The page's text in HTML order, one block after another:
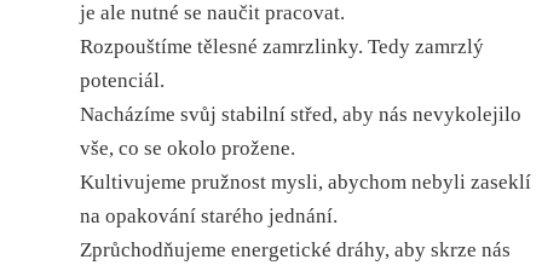
je ale nutné se naučit pracovat.
Rozpouštíme tělesné zamrzlinky. Tedy zamrzlý
potenciál.
Nacházíme svůj stabilní střed, aby nás nevykolejilo
vše, co se okolo prožene.
Kultivujeme pružnost mysli, abychom nebyli zaseklí
na opakování starého jednání.
Zprůchodňujeme energetické dráhy, aby skrze nás